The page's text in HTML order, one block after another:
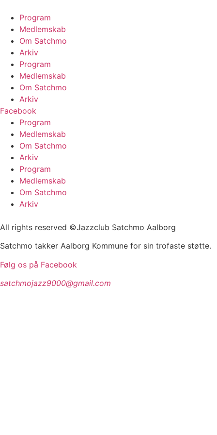
indhold
Program
Medlemskab
Om Satchmo
Arkiv
Program
Medlemskab
Om Satchmo
Arkiv
Facebook
Program
Medlemskab
Om Satchmo
Arkiv
Program
Medlemskab
Om Satchmo
Arkiv
All rights reserved ©Jazzclub Satchmo Aalborg
Satchmo takker Aalborg Kommune for sin trofaste støtte.
Følg os på Facebook
satchmojazz9000@gmail.com